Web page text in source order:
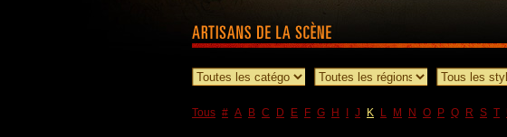
Tous # A B C D E F G H J K L M N O P Q R S T